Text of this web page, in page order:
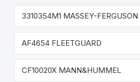
3310354M1 MASSEY-FERGUSON
AF4654 FLEETGUARD
CF10020X MANN&HUMMEL